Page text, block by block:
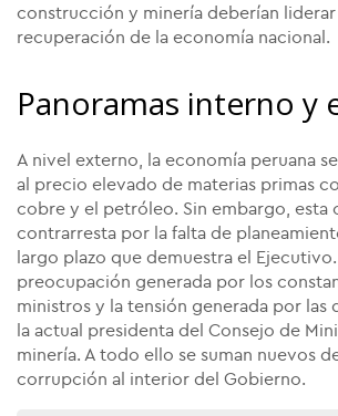
construcción y minería deberían
recuperación de la economía nacional.
Panoramas interno y
A nivel externo, la economía peruana
al precio elevado de materias primas
cobre y el petróleo. Sin embargo, esta
contrarresta por la falta de
largo plazo que demuestra el
preocupación generada por los
ministros y la tensión generada por las
la actual presidenta del Consejo de
minería. A todo ello se suman nuevos
corrupción al interior del Gobierno.